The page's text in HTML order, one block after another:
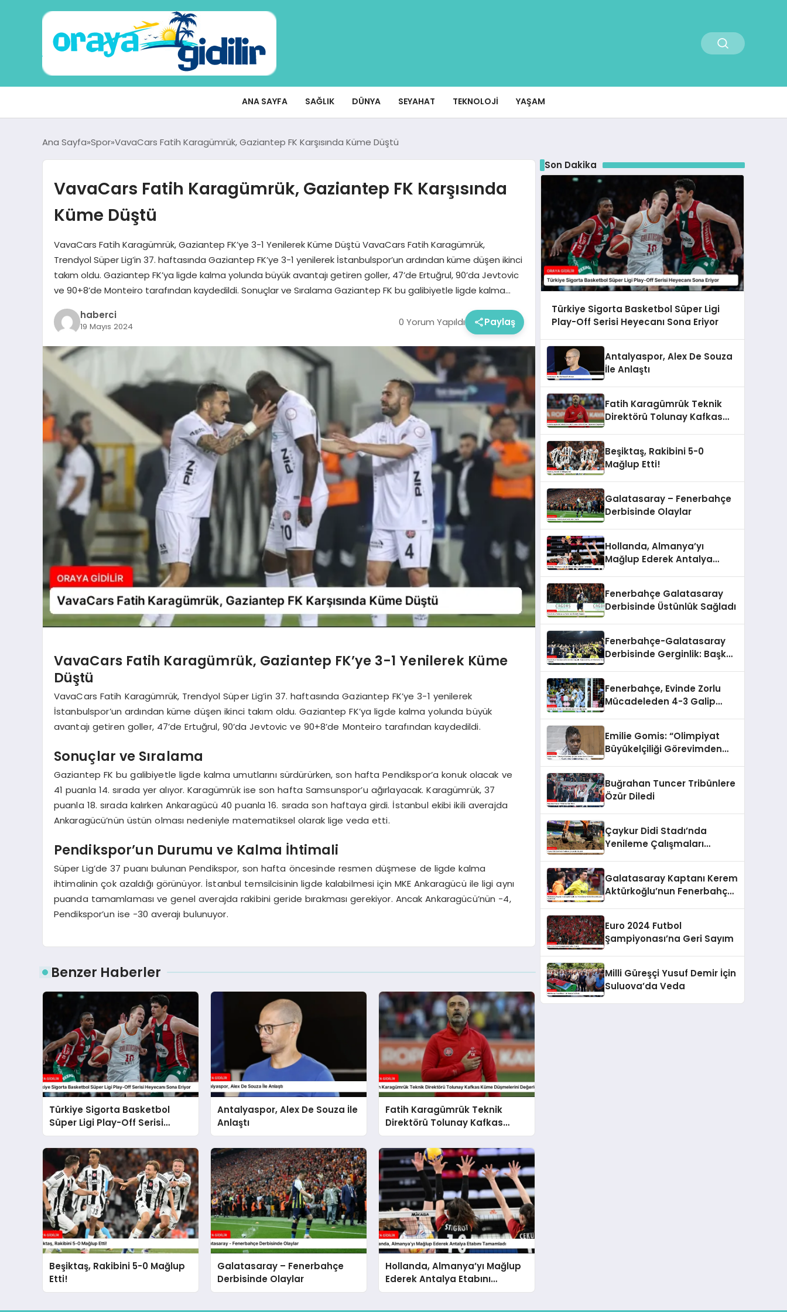
ANA SAYFA SAĞLIK DÜNYA SEYAHAT TEKNOLOJI YAŞAM
Ana Sayfa Spor VavaCars Fatih Karagümrük, Gaziantep FK Karşısında Küme Düştü
VavaCars Fatih Karagümrük, Gaziantep FK Karşısında
Küme Düştü
VavaCars Fatih Karagümrük, Gaziantep FK’ye 3-1 Yenilerek Küme Düştü VavaCars Fatih Karagümrük,
Trendyol Süper Lig’in 37. haftasında Gaziantep FK’ye 3-1 yenilerek İstanbulspor’un ardından küme düşen ikinci
takım oldu. Gaziantep FK’ya ligde kalma yolunda büyük avantajı getiren goller, 47’de Ertuğrul, 90’da Jevtovic
ve 90+8’de Monteiro tarafından kaydedildi. Sonuçlar ve Sıralama Gaziantep FK bu galibiyetle ligde kalma…
haberci
19 Mayıs 2024 0 Yorum Yapıldı Paylaş
VavaCars Fatih Karagümrük, Gaziantep FK’ye 3-1 Yenilerek Küme
Düştü
VavaCars Fatih Karagümrük, Trendyol Süper Lig’in 37. haftasında Gaziantep FK’ye 3-1 yenilerek
İstanbulspor’un ardından küme düşen ikinci takım oldu. Gaziantep FK’ya ligde kalma yolunda büyük
avantajı getiren goller, 47’de Ertuğrul, 90’da Jevtovic ve 90+8’de Monteiro tarafından kaydedildi.
Sonuçlar ve Sıralama
Gaziantep FK bu galibiyetle ligde kalma umutlarını sürdürürken, son hafta Pendikspor’a konuk olacak ve
41 puanla 14. sırada yer alıyor. Karagümrük ise son hafta Samsunspor’u ağırlayacak. Karagümrük, 37
puanla 18. sırada kalırken Ankaragücü 40 puanla 16. sırada son haftaya girdi. İstanbul ekibi ikili averajda
Ankaragücü’nün üstün olması nedeniyle matematiksel olarak lige veda etti.
Pendikspor’un Durumu ve Kalma İhtimali
Süper Lig’de 37 puanı bulunan Pendikspor, son hafta öncesinde resmen düşmese de ligde kalma
ihtimalinin çok azaldığı görünüyor. İstanbul temsilcisinin ligde kalabilmesi için MKE Ankaragücü ile ligi aynı
puanda tamamlaması ve genel averajda rakibini geride bırakması gerekiyor. Ancak Ankaragücü’nün -4,
Pendikspor’un ise -30 averajı bulunuyor.
Benzer Haberler
Türkiye Sigorta Basketbol
Süper Ligi Play-Off Serisi
Heyecanı Sona Eriyor
Antalyaspor, Alex De Souza İle
Anlaştı
Fatih Karagümrük Teknik
Direktörü Tolunay Kafkas
Küme Düşmelerini
Değerlendirdi
Beşiktaş, Rakibini 5-0 Mağlup
Etti!
Galatasaray – Fenerbahçe
Derbisinde Olaylar
Hollanda, Almanya’yı Mağlup
Ederek Antalya Etabını
Tamamladı
Son Dakika
Türkiye Sigorta Basketbol Süper Ligi
Play-Off Serisi Heyecanı Sona Eriyor
Antalyaspor, Alex De Souza
İle Anlaştı
Fatih Karagümrük Teknik
Direktörü Tolunay Kafkas
Beşiktaş, Rakibini 5-0
Mağlup Etti!
Galatasaray – Fenerbahçe
Derbisinde Olaylar
Hollanda, Almanya’yı
Mağlup Ederek Antalya
Fenerbahçe Galatasaray
Derbisinde Üstünlük Sağladı
Fenerbahçe-Galatasaray
Derbisinde Gerginlik: Başkan
Fenerbahçe, Evinde Zorlu
Mücadeleden 4-3 Galip
Emilie Gomis: “Olimpiyat
Büyükelçiliği Görevimden
Buğrahan Tuncer Tribünlere
Özür Diledi
Çaykur Didi Stadı’nda
Yenileme Çalışmaları
Galatasaray Kaptanı Kerem
Aktürkoğlu’nun Fenerbahçe
Euro 2024 Futbol
Şampiyonası’na Geri Sayım
Milli Güreşçi Yusuf Demir İçin
Suluova’da Veda